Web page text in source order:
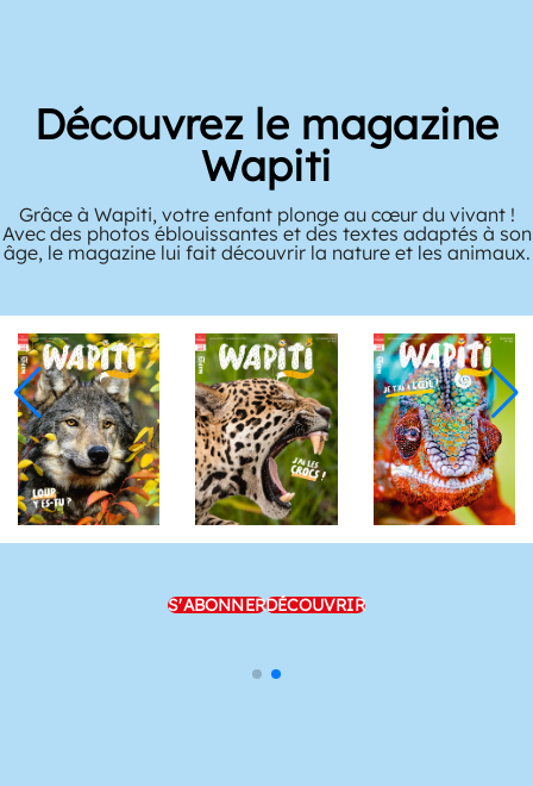
Découvrez le magazine
Wapiti
Grâce à Wapiti, votre enfant plonge au cœur du vivant !
Avec des photos éblouissantes et des textes adaptés à son
âge, le magazine lui fait découvrir la nature et les animaux.
S'ABONNERDÉCOUVRIR